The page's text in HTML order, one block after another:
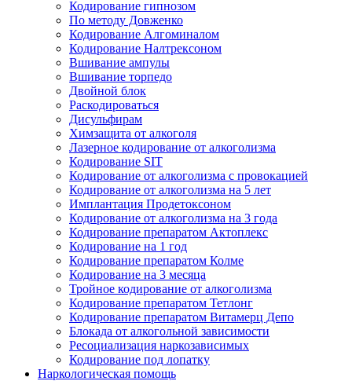
Кодирование гипнозом
По методу Довженко
Кодирование Алгоминалом
Кодирование Налтрексоном
Вшивание ампулы
Вшивание торпедо
Двойной блок
Раскодироваться
Дисульфирам
Химзащита от алкоголя
Лазерное кодирование от алкоголизма
Кодирование SIT
Кодирование от алкоголизма с провокацией
Кодирование от алкоголизма на 5 лет
Имплантация Продетоксоном
Кодирование от алкоголизма на 3 года
Кодирование препаратом Актоплекс
Кодирование на 1 год
Кодирование препаратом Колме
Кодирование на 3 месяца
Тройное кодирование от алкоголизма
Кодирование препаратом Тетлонг
Кодирование препаратом Витамерц Депо
Блокада от алкогольной зависимости
Ресоциализация наркозависимых
Кодирование под лопатку
Наркологическая помощь